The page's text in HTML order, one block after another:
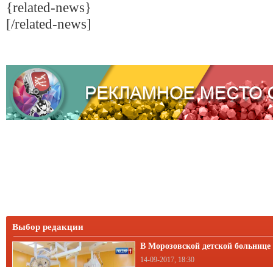
{related-news}
[/related-news]
Выбор редакции
В Морозовской детской
корпус
14-09-2017, 18:30